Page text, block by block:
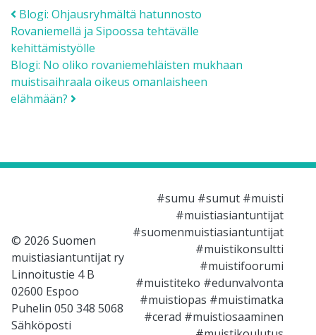
Post navigation
Blogi: Ohjausryhmältä hatunnosto
Rovaniemellä ja Sipoossa tehtävälle
kehittämistyölle
Blogi: No oliko rovaniemehläisten mukhaan
muistisaihraala oikeus omanlaisheen
elähmään?
© 2026 Suomen
muistiasiantuntijat ry
Linnoitustie 4 B
02600 Espoo
Puhelin 050 348 5068
Sähköposti
#sumu #sumut #muisti
#muistiasiantuntijat
#suomenmuistiasiantuntijat
#muistikonsultti
#muistifoorumi
#muistiteko #edunvalvonta
#muistiopas #muistimatka
#cerad #muistiosaaminen